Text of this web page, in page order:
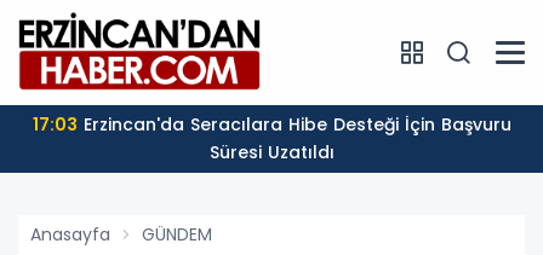
17:03
Süresi Uzatıldı
Anasayfa GÜNDEM